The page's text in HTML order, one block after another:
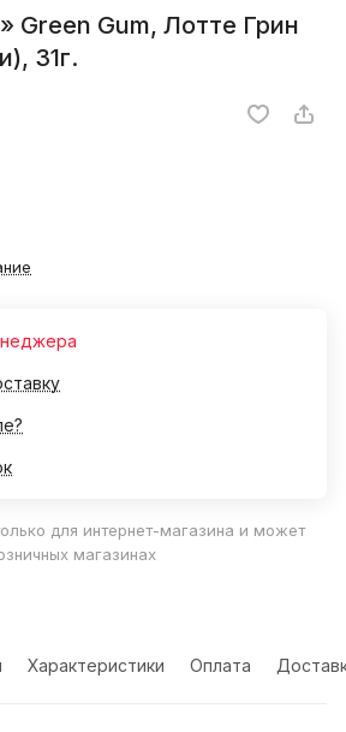
Green Gum, Лотте Грин
31г.
для интернет-магазина и может
магазинах
Характеристики Оплата